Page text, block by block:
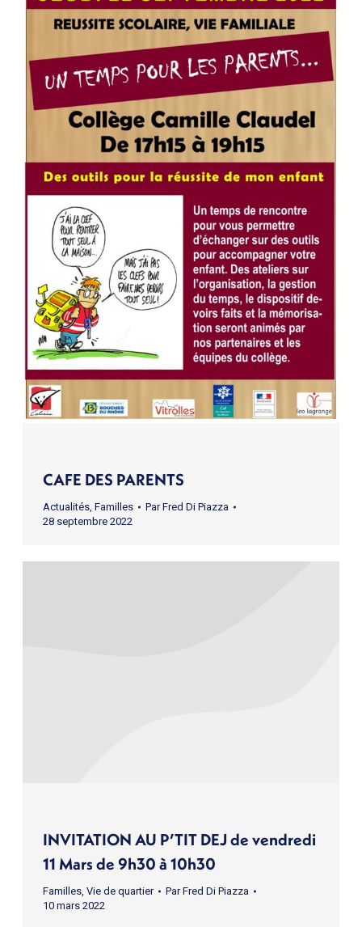
CAFE DES PARENTS
Actualités, Familles ParFred Di Piazza
28 septembre 2022
INVITATION AU P’TIT DEJ de vendredi
11 Mars de 9h30 à 10h30
Familles, Vie de quartier ParFred Di Piazza
10 mars 2022